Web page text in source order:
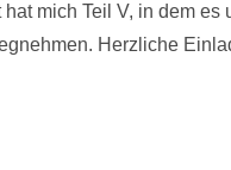
mich Teil V, in dem
Herzliche